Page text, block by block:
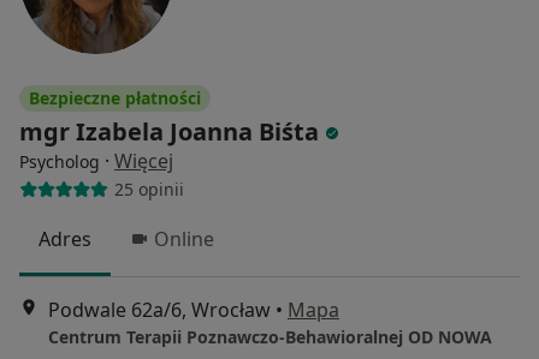
Bezpieczne płatności
mgr Izabela Joanna Biśta
Psycholog · Więcej
25 opinii
Adres Online
Podwale 62a/6, Wrocław • Mapa
Centrum Terapii Poznawczo-Behawioralnej OD NOWA